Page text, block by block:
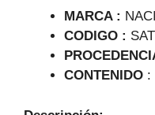
MARCA :
CODIGO :
CONTENIDO :